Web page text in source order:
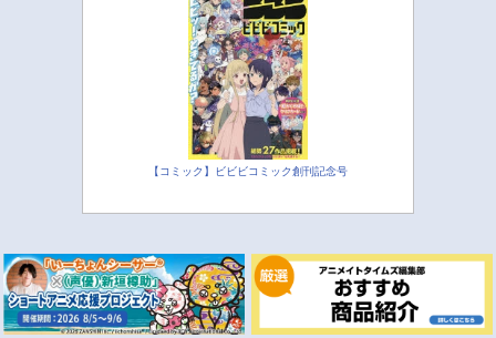
【コミック】ビビビコミック創刊記念号